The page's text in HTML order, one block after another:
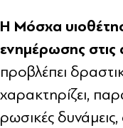
Η Μόσχα
ενημέρωσης στις
προβλέπει
χαρακτηρίζει,
ρωσικές